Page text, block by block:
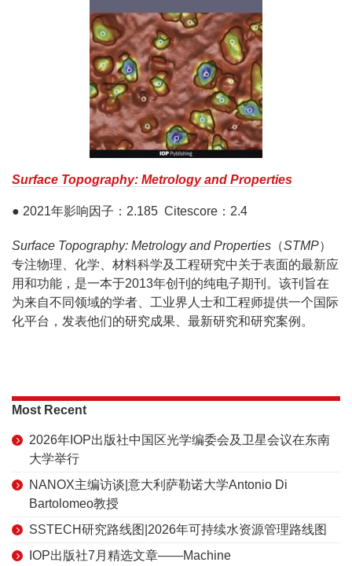
Surface Topography: Metrology and Properties
● 2021年影响因子：2.185 Citescore：2.4
Surface Topography: Metrology and Properties （STMP）
专注物理、化学、材料科学及工程研究中关于表面的最新应
用和功能，是一本于2013年创刊的纯电子期刊。该刊旨在
为来自不同领域的学者、工业界人士和工程师提供一个国际
化平台，发表他们的研究成果、最新研究和研究案例。
Most Recent
2026年IOP出版社中国区光学编委会及卫星会议在东南
大学举行
NANOX主编访谈|意大利萨勒诺大学Antonio Di
Bartolomeo教授
SSTECH研究路线图|2026年可持续水资源管理路线图
IOP出版社7月精选文章——Machine